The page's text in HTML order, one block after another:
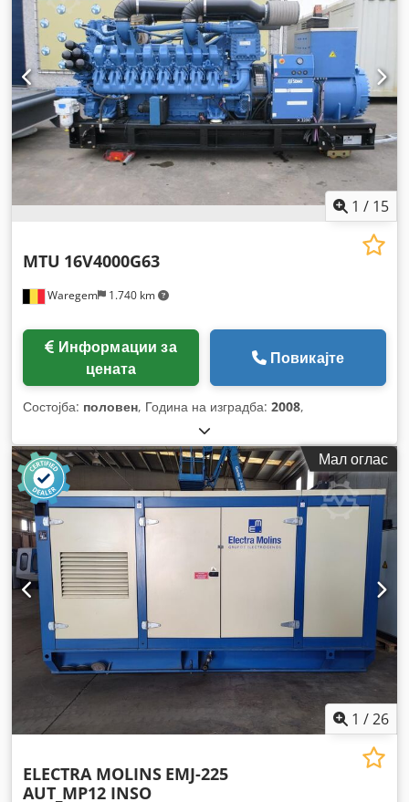
1 / 15
Waregem 1.740 km
MTU 16V4000G63
цената
Повикајте
Состојба: половен, Година на изградба: 2008,
Мал оглас
1 /26
ELECTRA MOLINS EMJ-225
AUT_MP12 INSO